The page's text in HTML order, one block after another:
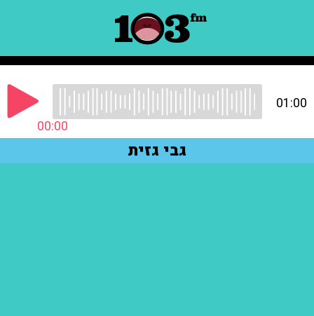
00:00
01:00
גבי גזית